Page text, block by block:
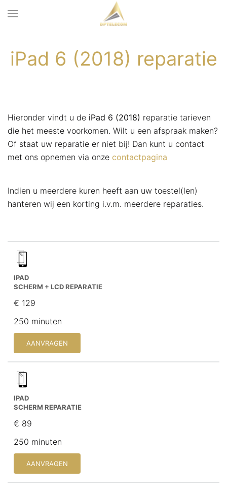
iPad 6 (2018) reparatie
Hieronder vindt u de iPad 6 (2018) reparatie tarieven
die het meeste voorkomen. Wilt u een afspraak maken?
Of staat uw reparatie er niet bij! Dan kunt u contact
met ons opnemen via onze contactpagina
Indien u meerdere kuren heeft aan uw toestel(len)
hanteren wij een korting i.v.m. meerdere reparaties.
IPAD
SCHERM + LCD REPARATIE
€ 129
250 minuten
AANVRAGEN
IPAD
SCHERM REPARATIE
€ 89
250 minuten
AANVRAGEN